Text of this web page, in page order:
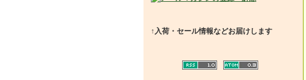
↑入荷・セール情報などお届けします